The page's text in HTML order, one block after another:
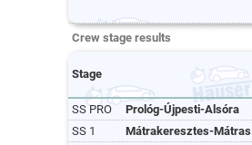
Crew stage results
Stage
SS PRO
Prológ-Újpesti-Alsóra
SS 1
Mátrakeresztes-Mátras